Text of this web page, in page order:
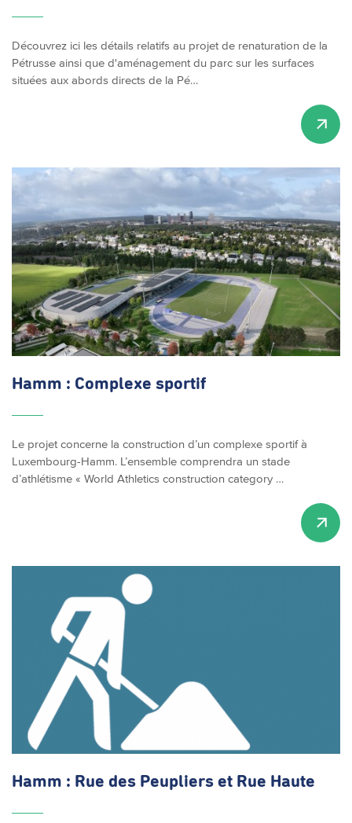
Découvrez ici les détails relatifs au projet de renaturation de la
Pétrusse ainsi que d'aménagement du parc sur les surfaces
situées aux abords directs de la Pé…
Hamm : Complexe sportif
Le projet concerne la construction d’un complexe sportif à
Luxembourg-Hamm. L’ensemble comprendra un stade
d’athlétisme « World Athletics construction category …
Hamm : Rue des Peupliers et Rue Haute